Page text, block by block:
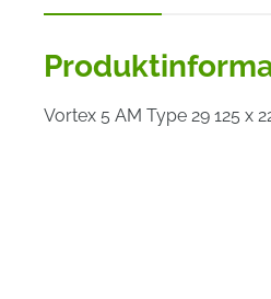
Vortex 5 AM Type 29 125 x